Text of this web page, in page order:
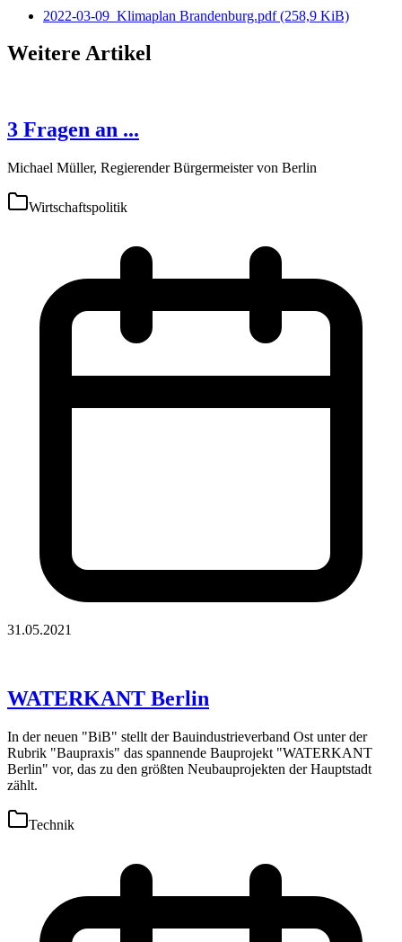
2022-03-09_Klimaplan Brandenburg.pdf(258,9 KiB)
Weitere Artikel
3 Fragen an ...
Michael Müller, Regierender Bürgermeister von Berlin
Wirtschaftspolitik
31.05.2021
WATERKANT Berlin
In der neuen "BiB" stellt der Bauindustrieverband Ost unter der
Rubrik "Baupraxis" das spannende Bauprojekt "WATERKANT
Berlin" vor, das zu den größten Neubauprojekten der Hauptstadt
zählt.
Technik